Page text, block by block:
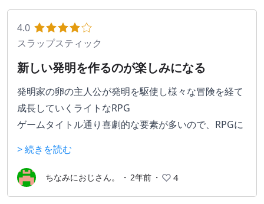
4.0
スラップスティック
新しい発明を作るのが楽しみになる
発明家の卵の主人公が発明を駆使し様々な冒険を経て
成長していくライトなRPG
ゲームタイトル通り喜劇的な要素が多いので、RPGに
的な要素は薄い。
登場キャラクターたちも敵含めて可愛らしいデザイン
で構成されておりとても親しみやすい。
> 続きを読む
ちなみにおじさん。 ・ 2年前 ・ 4